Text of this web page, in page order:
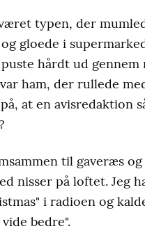
typen, der
gloede i
hårdt ud gennem
ham, der rullede
at en avisredaktion
til gaveræs og
nisser på loftet. Jeg
i radioen og
bedre".